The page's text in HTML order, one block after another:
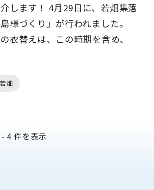
します！ 4月29日に、若畑集落
様づくり」が行われました。
衣替えは、この時期を含め、
畑
4件を表示